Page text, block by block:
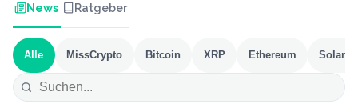
News Ratgeber
Alle MissCrypto Bitcoin XRP Ethereum Solana